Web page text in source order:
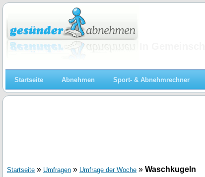
Startseite Abnehmen Sport- & Abnehmrechner
Startseite » Umfragen » Umfrage der Woche » Waschkugeln